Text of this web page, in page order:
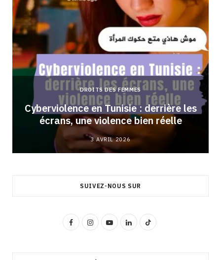
DROITS DES FEMMES
Cyberviolence en Tunisie : derrière les
écrans, une violence bien réelle
3 AVRIL 2026
SUIVEZ-NOUS SUR
F
I
Y
L
T